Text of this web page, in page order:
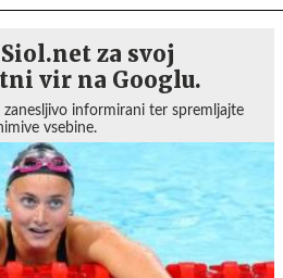
za svoj
vir na Googlu.
informirani ter spremljajte
vsebine.